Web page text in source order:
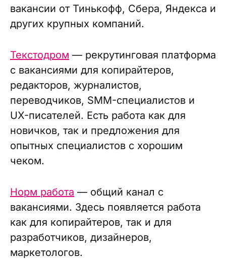
вакансии от Тинькофф, Сбера, Яндекса и
других крупных компаний.
Текстодром — рекрутинговая платформа
с вакансиями для копирайтеров,
редакторов, журналистов,
переводчиков, SMM-специалистов и
UX-писателей. Есть работа как для
новичков, так и предложения для
опытных специалистов с хорошим
чеком.
Норм работа — общий канал с
вакансиями. Здесь появляется работа
как для копирайтеров, так и для
разработчиков, дизайнеров,
маркетологов.